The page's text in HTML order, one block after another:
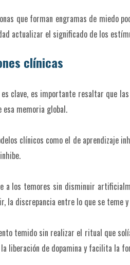
que forman engramas de miedo
actualizar el significado de los
clínicas
clave, es importante resaltar que
esa memoria global.
clínicos como el de aprendizaje
a los temores sin disminuir
la discrepancia entre lo que se teme
temido sin realizar el ritual que
liberación de dopamina y facilita la